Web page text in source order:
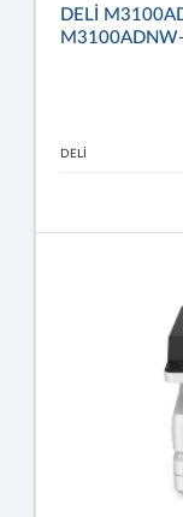
DELİ
M3100ADNW-
DELİ